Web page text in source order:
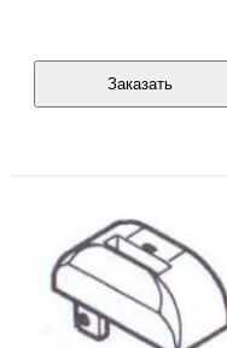
Заказать